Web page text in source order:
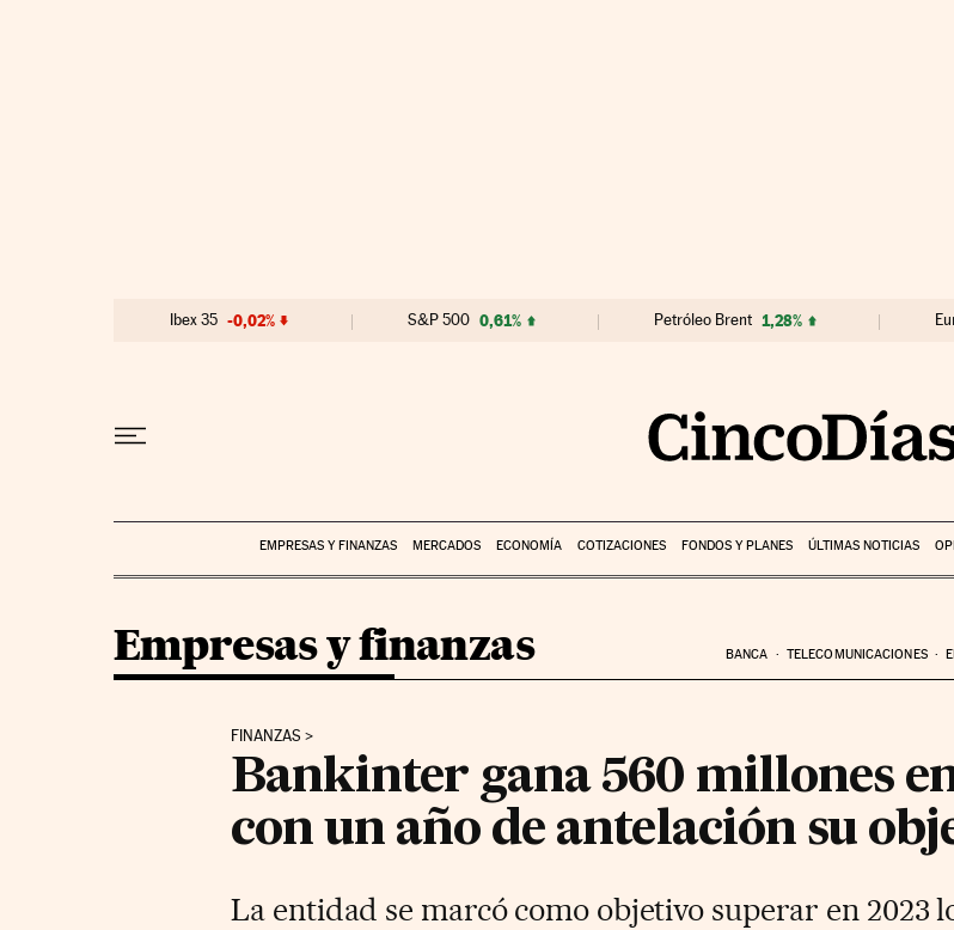
Ibex 35 -0,02% S&P 500 0,61% Petróleo Brent 1,28%
EMPRESAS Y FINANZAS MERCADOS ECONOMÍA COTIZACIONES FONDOS Y PLANES ÚLTIMAS NOTICIAS
Empresas y finanzas BANCA TELECOMUNICACIONES
FINANZAS
Bankinter gana 560 millones
con un año de antelación su
La entidad se marcó como objetivo superar en 2023